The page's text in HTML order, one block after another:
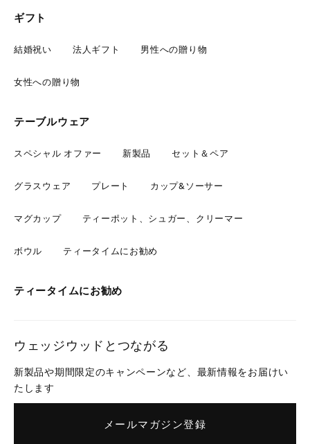
ギフト
結婚祝い 法人ギフト 男性への贈り物
女性への贈り物
テーブルウェア
スペシャル オファー 新製品 セット＆ペア
グラスウェア プレート カップ&ソーサー
マグカップ ティーポット、シュガー、クリーマー
ボウル ティータイムにお勧め
ティータイムにお勧め
ウェッジウッドとつながる
新製品や期間限定のキャンペーンなど、最新情報をお届けい
たします
メールマガジン登録